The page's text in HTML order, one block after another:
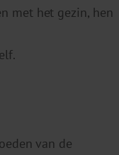
met het gezin, hen
van de